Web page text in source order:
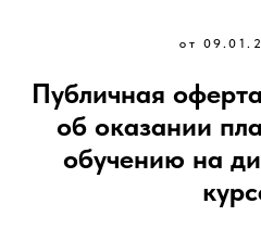
от
Публичная
об оказании
обучению на